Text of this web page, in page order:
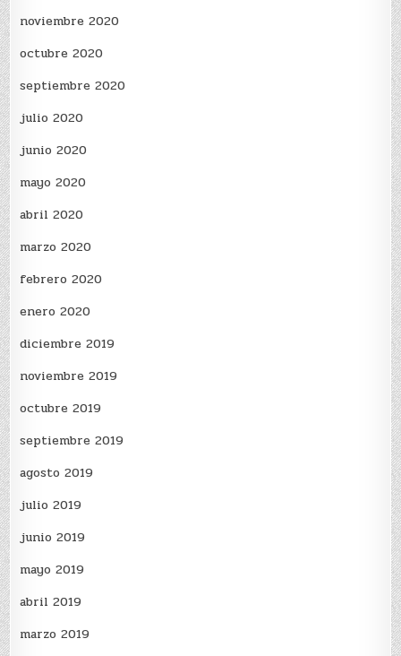
noviembre 2020
octubre 2020
septiembre 2020
julio 2020
junio 2020
mayo 2020
abril 2020
marzo 2020
febrero 2020
enero 2020
diciembre 2019
noviembre 2019
octubre 2019
septiembre 2019
agosto 2019
julio 2019
junio 2019
mayo 2019
abril 2019
marzo 2019